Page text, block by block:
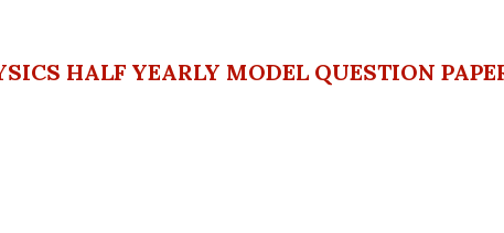
HALF YEARLY MODEL QUESTION